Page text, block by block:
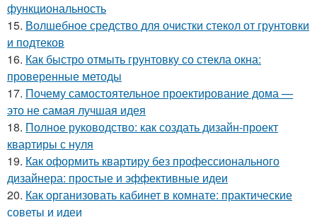
функциональность
15. Волшебное средство для очистки стекол от грунтовки
и подтеков
16. Как быстро отмыть грунтовку со стекла окна:
проверенные методы
17. Почему самостоятельное проектирование дома —
это не самая лучшая идея
18. Полное руководство: как создать дизайн-проект
квартиры с нуля
19. Как оформить квартиру без профессионального
дизайнера: простые и эффективные идеи
20. Как организовать кабинет в комнате: практические
советы и идеи